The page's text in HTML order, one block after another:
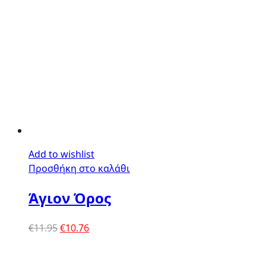
Add to wishlist
Προσθήκη στο καλάθι
Άγιον Όρος
€11.95Original
€10.76Η